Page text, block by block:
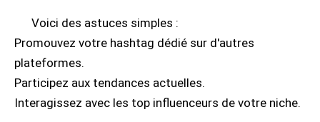
Voici des astuces simples :
Promouvez votre hashtag dédié sur d'autres
plateformes.
Participez aux tendances actuelles.
Interagissez avec les top influenceurs de votre niche.